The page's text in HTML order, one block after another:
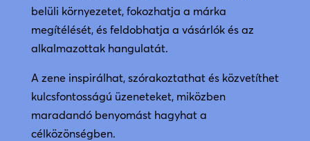
belüli környezetet, fokozhatja a márka
megítélését, és feldobhatja a vásárlók és az
alkalmazottak hangulatát.
A zene inspirálhat, szórakoztathat és közvetíthet
kulcsfontosságú üzeneteket, miközben
maradandó benyomást hagyhat a
célközönségben.